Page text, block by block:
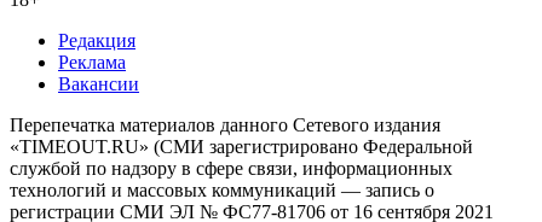
Редакция
Реклама
Вакансии
Перепечатка материалов данного Сетевого издания
«TIMEOUT.RU» (СМИ зарегистрировано Федеральной
службой по надзору в сфере связи, информационных
технологий и массовых коммуникаций — запись о
регистрации СМИ ЭЛ № ФС77-81706 от 16 сентября 2021